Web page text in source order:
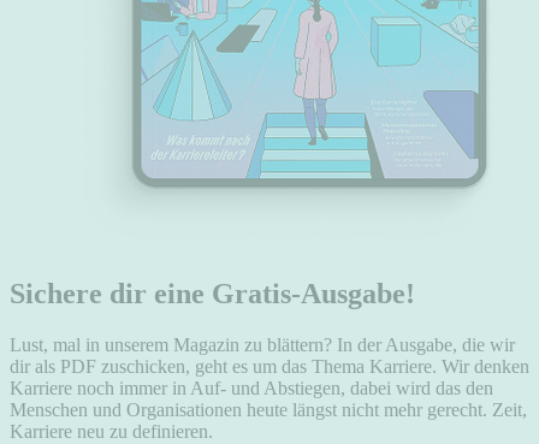
Sichere dir eine Gratis-Ausgabe!
Lust, mal in unserem Magazin zu blättern? In der Ausgabe, die wir
dir als PDF zuschicken, geht es um das Thema Karriere. Wir denken
Karriere noch immer in Auf- und Abstiegen, dabei wird das den
Menschen und Organisationen heute längst nicht mehr gerecht. Zeit,
Karriere neu zu definieren.